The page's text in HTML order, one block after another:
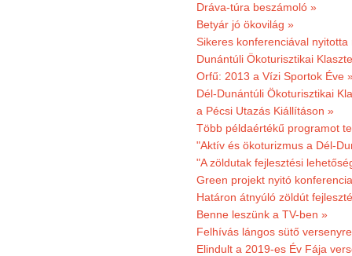
Dráva-túra beszámoló »
Betyár jó ökovilág »
Sikeres konferenciával
Dunántúli Ökoturisztikai
Orfű: 2013 a Vízi Sportok Éve
Dél-Dunántúli Ökoturisztikai
a Pécsi Utazás Kiállításon »
Több példaértékű programot
"Aktív és ökoturizmus a Dél-
"A zöldutak fejlesztési
Green projekt nyitó
Határon átnyúló zöldút
Benne leszünk a TV-ben »
Felhívás lángos sütő
Elindult a 2019-es Év Fája